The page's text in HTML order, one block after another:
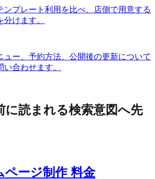
ンプレート利用を比べ、店側で用意する
けます。
ュー、予約方法、公開後の更新について
合わせます。
に読まれる検索意図へ先
ページ制作 料金